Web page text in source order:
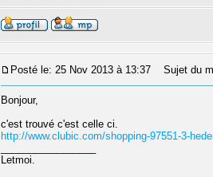
Posté le: 25 Nov 2013 à 13:37 Sujet du
Bonjour,
c'est trouvé c'est celle ci.
http://www.clubic.com/shopping-97551-3-
Letmoi.